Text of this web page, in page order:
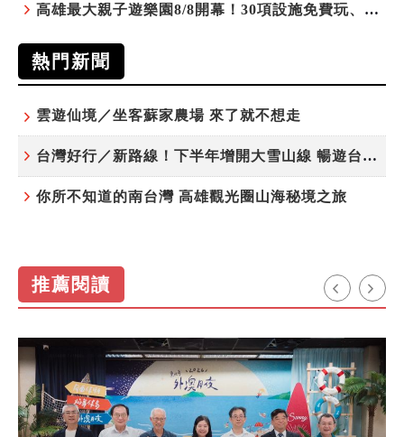
高雄最大親子遊樂園8/8開幕！30項設施免費玩、YOYO家族嗨翻暑假
熱門新聞
雲遊仙境／坐客蘇家農場 來了就不想走
台灣好行／新路線！下半年增開大雪山線 暢遊台中更便利
你所不知道的南台灣 高雄觀光圈山海秘境之旅
推薦閱讀